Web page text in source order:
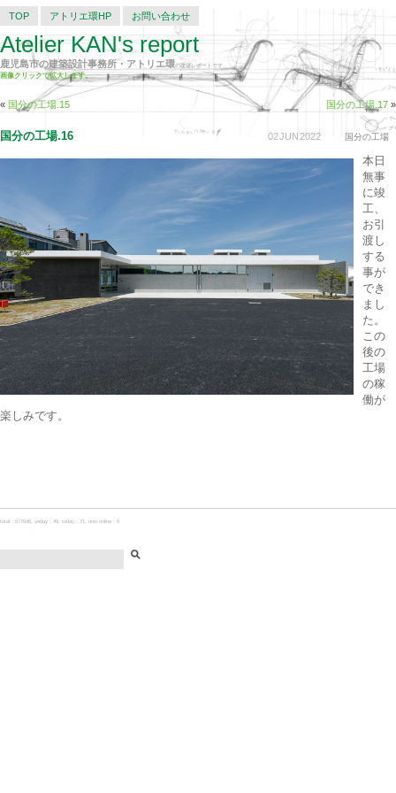
TOP アトリエ環HP お問い合わせ
Atelier KAN's report
鹿児島市の建築設計事務所・アトリエ環の建築レポートです。
画像クリックで拡大します。
« 国分の工場.15 国分の工場.17 »
02JUN2022 国分の工場
国分の工場.16
本日
無事
に竣
工、
お引
渡し
する
事が
でき
まし
た。
この
後の
工場
の稼
働が
楽しみです。
total：577646, yeday：49, today：71, now online：0